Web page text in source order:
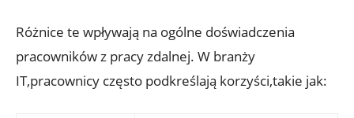
Różnice ​te wpływają​ na‌ ogólne doświadczenia​
pracowników z pracy zdalnej. W branży
IT,pracownicy często podkreślają korzyści,takie jak: